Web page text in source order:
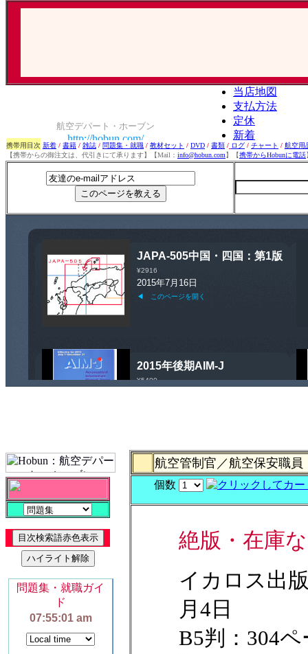
携帯用目次 新着 / 書籍 / 雑誌 / 問題集・就職 / 教材セット / DVD / 書類 / ログ / チャート / 航空用
【携帯からの御注文は、代引きにて承ります】【Mail： info@hobun.com】【携帯からHobunに電話
航空管制官／航空保安職
個数
絶版・在庫
イカロス出
月4日
B5判：304